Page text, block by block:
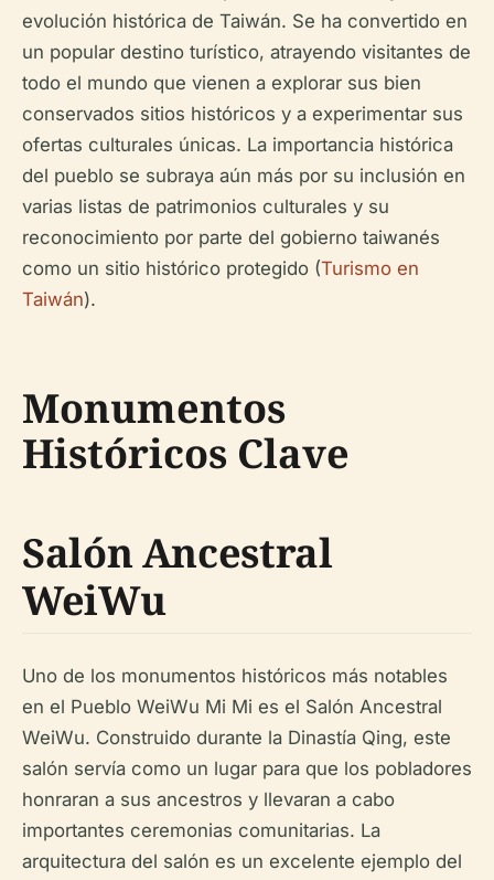
evolución histórica de Taiwán. Se ha convertido en
un popular destino turístico, atrayendo visitantes de
todo el mundo que vienen a explorar sus bien
conservados sitios históricos y a experimentar sus
ofertas culturales únicas. La importancia histórica
del pueblo se subraya aún más por su inclusión en
varias listas de patrimonios culturales y su
reconocimiento por parte del gobierno taiwanés
como un sitio histórico protegido (Turismo en
Taiwán).
Monumentos
Históricos Clave
Salón Ancestral
WeiWu
Uno de los monumentos históricos más notables
en el Pueblo WeiWu Mi Mi es el Salón Ancestral
WeiWu. Construido durante la Dinastía Qing, este
salón servía como un lugar para que los pobladores
honraran a sus ancestros y llevaran a cabo
importantes ceremonias comunitarias. La
arquitectura del salón es un excelente ejemplo del